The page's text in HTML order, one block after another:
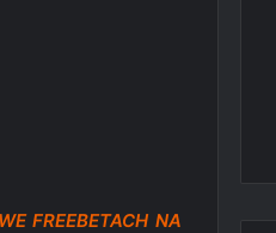
FREEBETACH NA